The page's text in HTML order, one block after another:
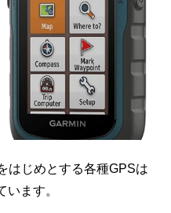
はじめとする各種GPSは
います。